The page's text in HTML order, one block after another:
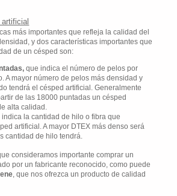
más importantes que refleja la calidad del
y dos características importantes que
de un césped son:
que indica el número de pelos por
A mayor número de pelos más densidad y
tendrá el césped artificial. Generalmente
de las 18000 puntadas un césped
alta calidad.
indica la cantidad de hilo o fibra que
artificial. A mayor DTEX más denso será
cantidad de hilo tendrá.
consideramos importante comprar un
por un fabricante reconocido, como puede
, que nos ofrezca un producto de calidad